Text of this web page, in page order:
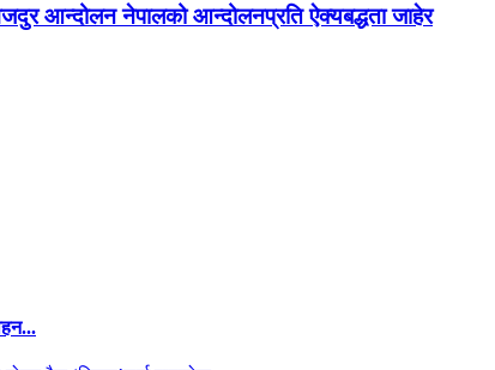
आन्दोलन नेपालको आन्दोलनप्रति ऐक्यबद्धता जाहेर